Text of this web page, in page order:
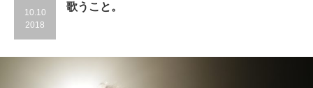
10.10
2018
歌うこと。